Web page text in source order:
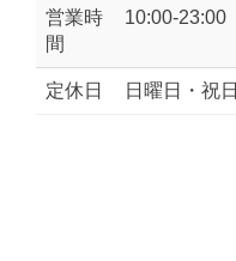
営業時
間
10:00-23:00
定休日 日曜日・祝日